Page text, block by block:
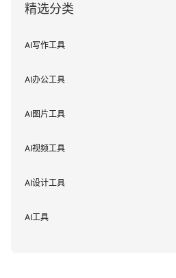
精选分类
AI写作工具
AI办公工具
AI图片工具
AI视频工具
AI设计工具
AI工具